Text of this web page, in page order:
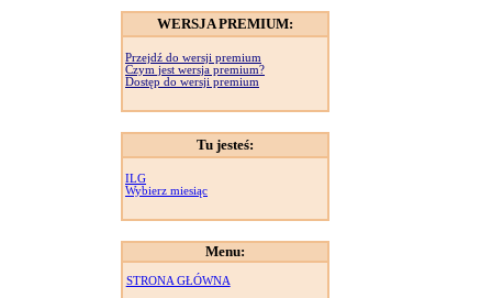
WERSJA PREMIUM:
Przejdź do wersji premium
Czym jest wersja premium?
Dostęp do wersji premium
Tu jesteś:
ILG
Wybierz miesiąc
Menu:
STRONA GŁÓWNA